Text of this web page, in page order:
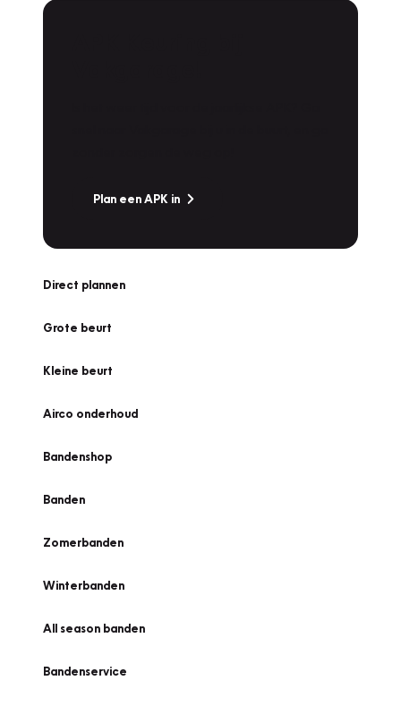
Plan een APK in
Direct plannen
Grote beurt
Kleine beurt
Airco onderhoud
Bandenshop
Banden
Zomerbanden
Winterbanden
All season banden
Bandenservice